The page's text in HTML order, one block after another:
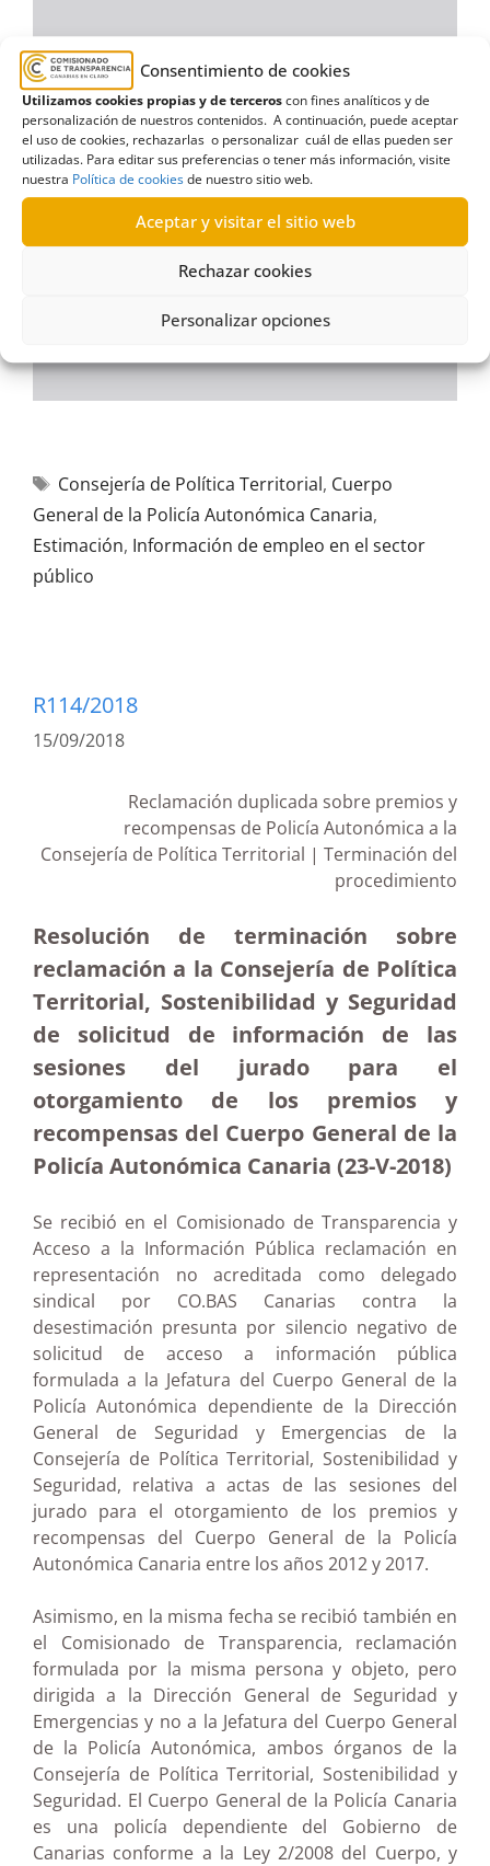
Consentimiento de cookies
Utilizamos cookies propias y de terceroscon fines analíticos y de
personalización de nuestros contenidos. A continuación, puede aceptar
el uso de cookies, rechazarlas o personalizar cuál de ellas pueden ser
utilizadas. Para editar sus preferencias o tener más información, visite
nuestra Política de cookiesde nuestro sitio web.
Aceptar y visitar el sitio web
Rechazar cookies
Personalizar opciones
Consejería de Política Territorial, Cuerpo
General de la Policía Autonómica Canaria,
Estimación, Información de empleo en el sector
público
R114/2018
15/09/2018
Reclamación duplicada sobre premios y
recompensas de Policía Autonómica a la
Consejería de Política Territorial | Terminación del
procedimiento
Resolución de terminación sobre
reclamación a la Consejería de Política
Territorial, Sostenibilidad y Seguridad
de solicitud de información de las
sesiones del jurado para el
otorgamiento de los premios y
recompensas del Cuerpo General de la
Policía Autonómica Canaria (23-V-2018)
Se recibió en el Comisionado de Transparencia y
Acceso a la Información Pública reclamación en
representación no acreditada como delegado
sindical por CO.BAS Canarias contra la
desestimación presunta por silencio negativo de
solicitud de acceso a información pública
formulada a la Jefatura del Cuerpo General de la
Policía Autonómica dependiente de la Dirección
General de Seguridad y Emergencias de la
Consejería de Política Territorial, Sostenibilidad y
Seguridad, relativa a actas de las sesiones del
jurado para el otorgamiento de los premios y
recompensas del Cuerpo General de la Policía
Autonómica Canaria entre los años 2012 y 2017.
Asimismo, en la misma fecha se recibió también en
el Comisionado de Transparencia, reclamación
formulada por la misma persona y objeto, pero
dirigida a la Dirección General de Seguridad y
Emergencias y no a la Jefatura del Cuerpo General
de la Policía Autonómica, ambos órganos de la
Consejería de Política Territorial, Sostenibilidad y
Seguridad. El Cuerpo General de la Policía Canaria
es una policía dependiente del Gobierno de
Canarias conforme a la Ley 2/2008 del Cuerpo, y